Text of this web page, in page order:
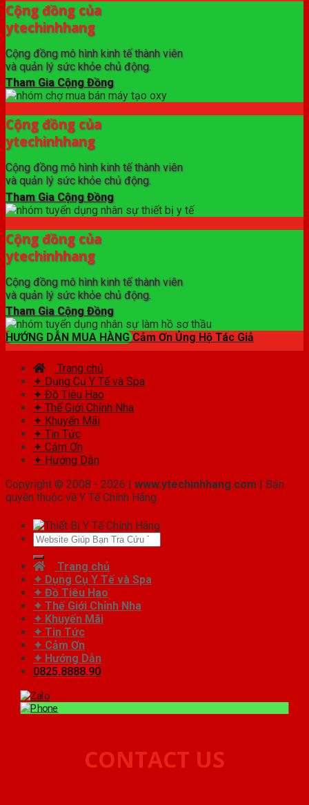
Cộng đồng của
ytechinhhang
Cộng đồng mô hình kinh tế thành viên
và quản lý sức khỏe chủ động.
Tham Gia Cộng Đồng
Cộng đồng của
ytechinhhang
Cộng đồng mô hình kinh tế thành viên
và quản lý sức khỏe chủ động.
Tham Gia Cộng Đồng
Cộng đồng của
ytechinhhang
Cộng đồng mô hình kinh tế thành viên
và quản lý sức khỏe chủ động.
Tham Gia Cộng Đồng
HƯỚNG DẪN MUA HÀNG Cảm Ơn Ủng Hộ Tác Giả
Trang chủ
✦ Dụng Cụ Y Tế và Spa
✦ Đồ Tiêu Hao
✦ Thế Giới Chỉnh Nha
✦ Khuyến Mãi
✦ Tin Tức
✦ Cảm Ơn
✦ Hướng Dẫn
Copyright © 2008 - 2026 |
www.ytechinhhang.com | Bản
quyền thuộc về Y Tế Chính Hãng
Tìm
Trang chủ
✦ Dụng Cụ Y Tế và Spa
✦ Đồ Tiêu Hao
✦ Thế Giới Chỉnh Nha
✦ Khuyến Mãi
✦ Tin Tức
✦ Cảm Ơn
✦ Hướng Dẫn
0825.8888.90
CONTACT US